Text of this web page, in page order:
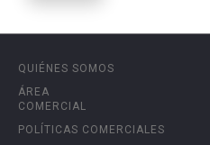
QUIÉNES SOMOS
ÁREA
COMERCIAL
POLÍTICAS COMERCIALES